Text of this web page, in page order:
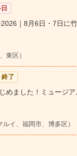
｜8月6日・7日に
東区）
了
めました！ミュージ
イ、福岡市、博多区）